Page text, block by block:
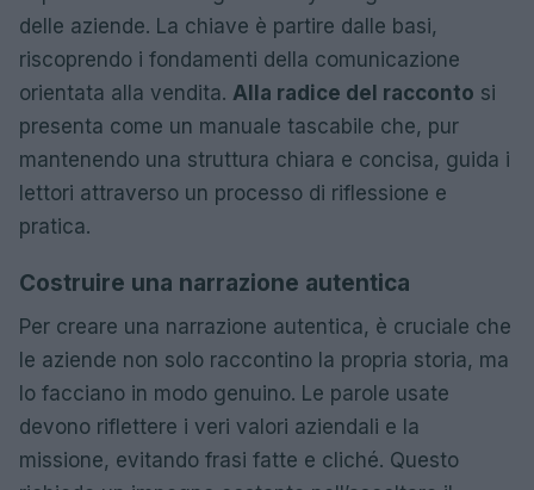
delle aziende. La chiave è partire dalle basi,
riscoprendo i fondamenti della comunicazione
orientata alla vendita. Alla radice del racconto si
presenta come un manuale tascabile che, pur
mantenendo una struttura chiara e concisa, guida i
lettori attraverso un processo di riflessione e
pratica.
Costruire una narrazione autentica
Per creare una narrazione autentica, è cruciale che
le aziende non solo raccontino la propria storia, ma
lo facciano in modo genuino. Le parole usate
devono riflettere i veri valori aziendali e la
missione, evitando frasi fatte e cliché. Questo